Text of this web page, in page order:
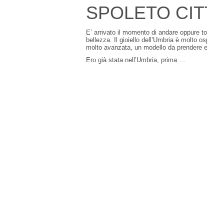
SPOLETO
E’ arrivato il momento di andare oppure
bellezza. Il gioiello dell’Umbria è molto
molto avanzata, un modello da prendere
Ero già stata nell’Umbria, prima …